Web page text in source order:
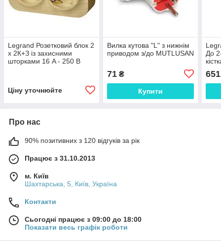
Legrand Розетковий блок 2
x 2К+З із захисними
шторками 16 A - 250 В
Ціну уточнюйте
Вилка кутова "L" з нижнім
приводом з/до MUTLUSAN
71₴
Купити
До
651
Про нас
90% позитивних з 120 відгуків за рік
Працює з 31.10.2013
м. Київ
Шахтарська, 5, Київ, Україна
Контакти
Сьогодні працює з 09:00 до 18:00
Показати весь графік роботи